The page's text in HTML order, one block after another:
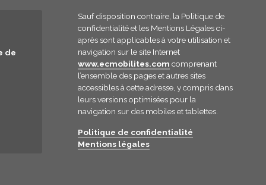
de
Sauf disposition contraire, la Politique de
confidentialité et les Mentions Légales ci-
après sont applicables à votre utilisation et
navigation sur le site Internet
www.ecmobilites.com comprenant
l’ensemble des pages et autres sites
accessibles à cette adresse, y compris dans
leurs versions optimisées pour la
navigation sur des mobiles et tablettes.
Politique de confidentialité
Mentions légales